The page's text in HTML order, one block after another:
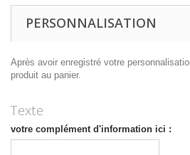
PERSONNALISATION
Après avoir enregistré votre
produit au panier.
Texte
votre complément d'information ici :